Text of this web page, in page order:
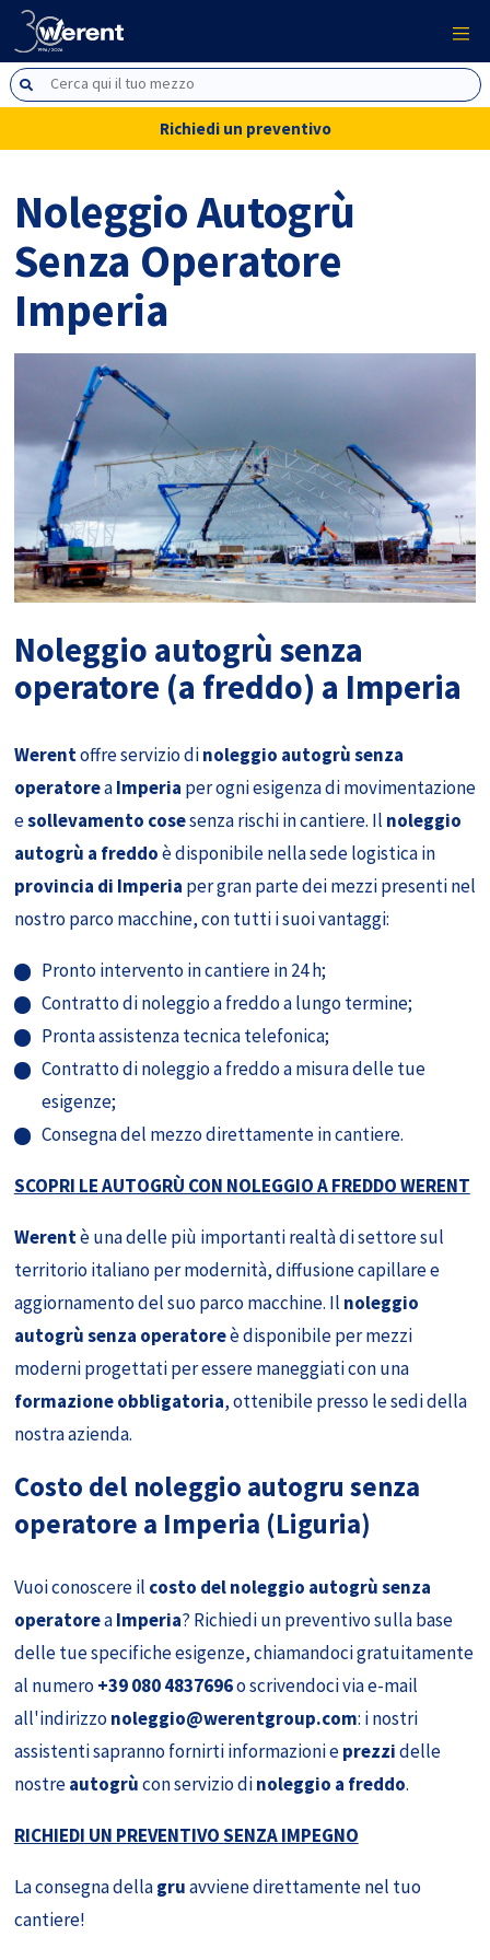
Richiedi un preventivo
Noleggio Autogrù
Senza Operatore
Imperia
Noleggio autogrù senza
operatore (a freddo) a Imperia
Werentoffre servizio dinoleggio autogrù senza
operatoreaImperia per ogni esigenza di movimentazione
esollevamento cosesenza rischi in cantiere. Il noleggio
autogrù a freddoè disponibile nella sede logistica in
provincia di Imperia per gran parte dei mezzi presenti nel
nostro parco macchine, con tutti i suoi vantaggi:
Pronto intervento in cantiere in 24 h;
Contratto di noleggio a freddo a lungo termine;
Pronta assistenza tecnica telefonica;
Contratto di noleggio a freddo a misura delle tue
esigenze;
Consegna del mezzo direttamente in cantiere.
SCOPRI LE AUTOGRÙ CON NOLEGGIO A FREDDO WERENT
Werentè una delle più importanti realtà di settore sul
territorio italiano per modernità, diffusione capillare e
aggiornamento del suo parco macchine. Il noleggio
autogrù senza operatoreè disponibile per mezzi
moderni progettati per essere maneggiati con una
formazione obbligatoria, ottenibile presso le sedi della
nostra azienda.
Costo del noleggio autogru senza
operatore a Imperia (Liguria)
Vuoi conoscere il costo del noleggio autogrù senza
operatoreaImperia? Richiedi un preventivo sulla base
delle tue specifiche esigenze, chiamandoci gratuitamente
al numero+39 080 4837696o scrivendoci via e-mail
all'indirizzonoleggio@werentgroup.com: i nostri
assistenti sapranno fornirti informazioni eprezzidelle
nostreautogrùcon servizio dinoleggio a freddo.
RICHIEDI UN PREVENTIVO SENZA IMPEGNO
La consegna dellagruavviene direttamente nel tuo
cantiere!